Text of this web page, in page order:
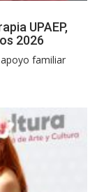
UPAEP,
2026
familiar